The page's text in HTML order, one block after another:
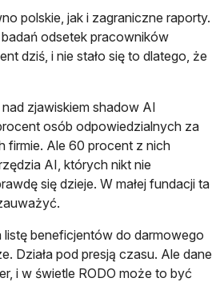
polskie, jak i zagraniczne raporty.
odsetek pracowników
dziś, i nie stało się to dlatego, że
zjawiskiem shadow AI
osób odpowiedzialnych za
firmie. Ale 60 procent z nich
AI, których nikt nie
się dzieje. W małej fundacji ta
beneficjentów do darmowego
Działa pod presją czasu. Ale dane
i w świetle RODO może to być